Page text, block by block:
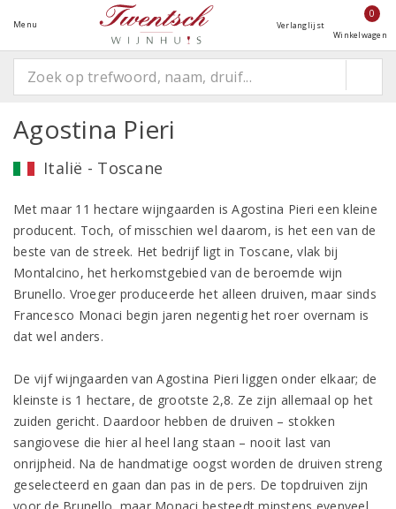
Menu Verlanglijst
0
Winkelwagen
Agostina Pieri
Italië - Toscane
Met maar 11 hectare wijngaarden is Agostina Pieri een kleine
producent. Toch, of misschien wel daarom, is het een van de
beste van de streek. Het bedrijf ligt in Toscane, vlak bij
Montalcino, het herkomstgebied van de beroemde wijn
Brunello. Vroeger produceerde het alleen druiven, maar sinds
Francesco Monaci begin jaren negentig het roer overnam is
dat wel anders.
De vijf wijngaarden van Agostina Pieri liggen onder elkaar; de
kleinste is 1 hectare, de grootste 2,8. Ze zijn allemaal op het
zuiden gericht. Daardoor hebben de druiven – stokken
sangiovese die hier al heel lang staan – nooit last van
onrijpheid. Na de handmatige oogst worden de druiven streng
geselecteerd en gaan dan pas in de pers. De topdruiven zijn